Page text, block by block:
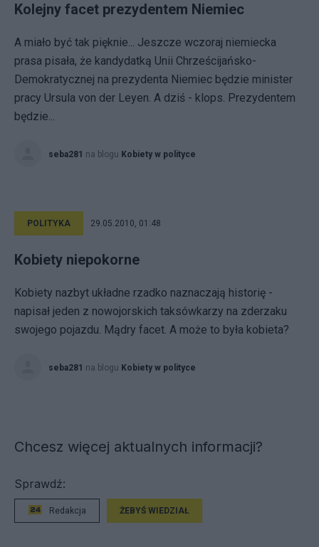
Kolejny facet prezydentem Niemiec
A miało być tak pięknie... Jeszcze wczoraj niemiecka
prasa pisała, że kandydatką Unii Chrześcijańsko-
Demokratycznej na prezydenta Niemiec będzie minister
pracy Ursula von der Leyen. A dziś - klops. Prezydentem
będzie...
seba281 na blogu Kobiety w polityce
POLITYKA 29.05.2010, 01:48
Kobiety niepokorne
Kobiety nazbyt układne rzadko naznaczają historię -
napisał jeden z nowojorskich taksówkarzy na zderzaku
swojego pojazdu. Mądry facet. A może to była kobieta?
seba281 na blogu Kobiety w polityce
Chcesz więcej aktualnych informacji?
Sprawdź:
Redakcja ŻEBYŚ WIEDZIAŁ